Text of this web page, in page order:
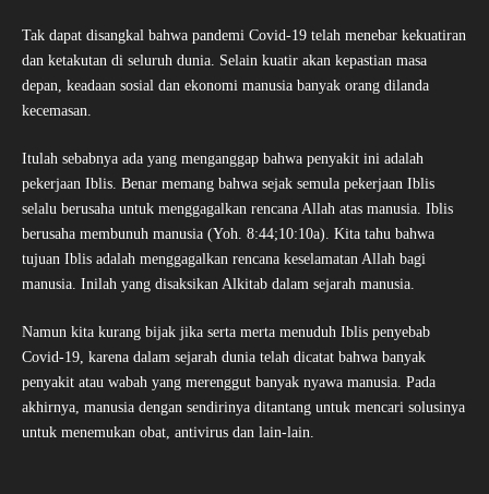
Tak dapat disangkal bahwa pandemi Covid-19 telah menebar kekuatiran
dan ketakutan di seluruh dunia. Selain kuatir akan kepastian masa
depan, keadaan sosial dan ekonomi manusia banyak orang dilanda
kecemasan.
Itulah sebabnya ada yang menganggap bahwa penyakit ini adalah
pekerjaan Iblis. Benar memang bahwa sejak semula pekerjaan Iblis
selalu berusaha untuk menggagalkan rencana Allah atas manusia. Iblis
berusaha membunuh manusia (Yoh. 8:44;10:10a). Kita tahu bahwa
tujuan Iblis adalah menggagalkan rencana keselamatan Allah bagi
manusia. Inilah yang disaksikan Alkitab dalam sejarah manusia.
Namun kita kurang bijak jika serta merta menuduh Iblis penyebab
Covid-19, karena dalam sejarah dunia telah dicatat bahwa banyak
penyakit atau wabah yang merenggut banyak nyawa manusia. Pada
akhirnya, manusia dengan sendirinya ditantang untuk mencari solusinya
untuk menemukan obat, antivirus dan lain-lain.